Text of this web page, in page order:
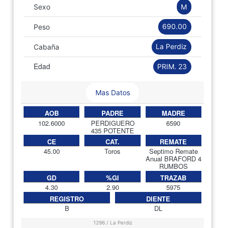
Sexo M
Peso 690.00
Cabaña La Perdiz
Edad PRIM. 23
Mas Datos
AOB
102.6000
PADRE
PERDIGUERO
435 POTENTE
MADRE
6590
CE
45.00
CAT.
Toros
REMATE
Septimo Remate
Anual BRAFORD 4
RUMBOS
GD
4.30
%GI
2.90
TRAZAB
5975
REGISTRO
B
DIENTE
DL
1296 / La Perdiz